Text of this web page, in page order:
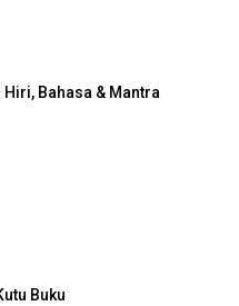
Bahasa & Mantra
Buku